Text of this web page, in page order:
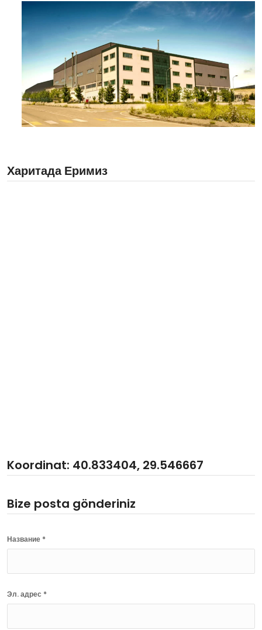
Харитада Еримиз
Koordinat: 40.833404, 29.546667
Bize posta gönderiniz
Название *
Эл. адрес *